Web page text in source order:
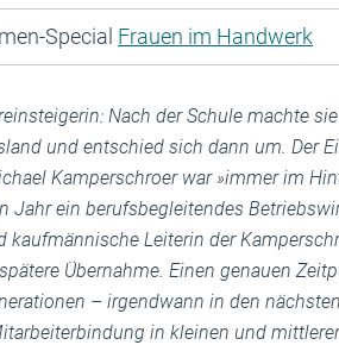
Special Frauen im Handwerk
Nach der Schule machte
und entschied sich dann um. Der
Kamperschroer war »immer im
Jahr ein berufsbegleitendes
Leiterin der
Übernahme. Einen genauen
– irgendwann in den
in kleinen und